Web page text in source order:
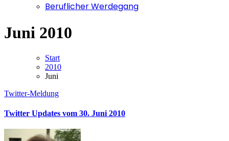
Beruflicher Werdegang
Juni 2010
Start
2010
Juni
Twitter-Meldung
Twitter Updates vom 30. Juni 2010